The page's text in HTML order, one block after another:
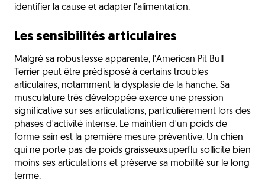
identifier la cause et adapter l'alimentation.
Les sensibilités articulaires
Malgré sa robustesse apparente, l'American Pit Bull
Terrier peut être prédisposé à certains troubles
articulaires, notamment la dysplasie de la hanche. Sa
musculature très développée exerce une pression
significative sur ses articulations, particulièrement lors des
phases d'activité intense. Le maintien d'un poids de
forme sain est la première mesure préventive. Un chien
qui ne porte pas de poids graisseuxsuperflu sollicite bien
moins ses articulations et préserve sa mobilité sur le long
terme.